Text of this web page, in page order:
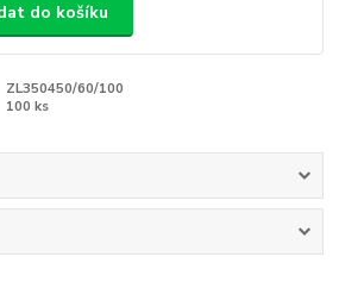
do košíku
ZL350450/60/100
100 ks